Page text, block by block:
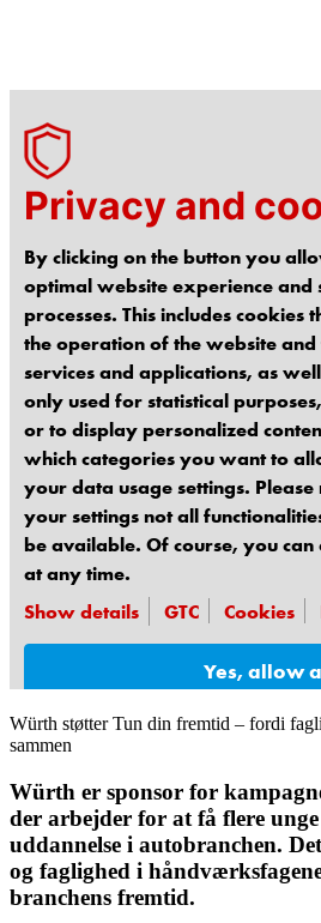
Würth støtter Tun din fremtid – fordi
sammen
Würth er sponsor for
der arbejder for at få flere
uddannelse i autobranchen.
og faglighed i
branchens fremtid.